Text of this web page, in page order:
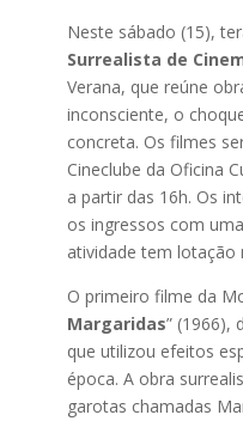
Neste sábado (15),
Surrealista de
Verana, que reúne
inconsciente, o
concreta. Os filmes
Cineclube da Oficina
a partir das 16h. Os
os ingressos com
atividade tem lotação
O primeiro filme da
Margaridas” (1966),
que utilizou efeitos
época. A obra
garotas chamadas